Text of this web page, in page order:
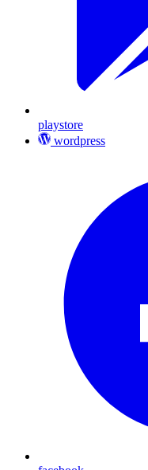
playstore
wordpress